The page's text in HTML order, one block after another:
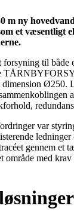
m ny
et væsentligt
forsyning til både
Ø250.
var
ledninger
gennem et
område med